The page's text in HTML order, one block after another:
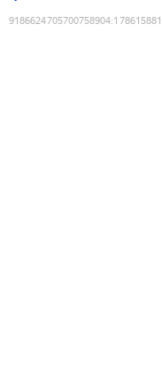
9186624705700758904: